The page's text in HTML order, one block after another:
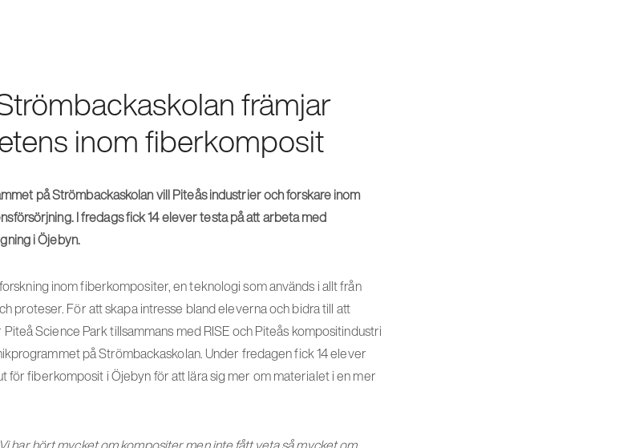
främjar
inom fiberkomposit
på Strömbackaskolan vill Piteås industrier och forskare inom
I fredags fick 14 elever testa på att arbeta med
i Öjebyn.
inom fiberkompositer, en teknologi som används i allt från
proteser. För att skapa intresse bland eleverna och bidra till att
Science Park tillsammans med RISE och Piteås kompositindustri
på Strömbackaskolan. Under fredagen fick 14 elever
för fiberkomposit i Öjebyn för att lära sig mer om materialet i en mer
har hört mycket om kompositer men inte fått veta så mycket om